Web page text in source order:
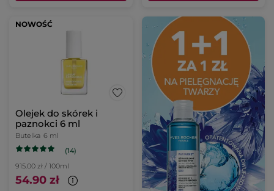
NOWOŚĆ
Olejek do skórek i
paznokci 6 ml
Butelka 6 ml
(14)
915.00 zł / 100ml
54.90 zł